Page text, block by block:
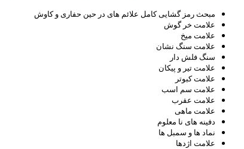
مبحث رمز گشایی کامل علائم های در حین حفاری و کاوش
علامت خر گوش
علامت میخ
علامت سنگ نشان
سنگ فلش دار
علامت تیر و پیکان
علامت کبوتر
علامت سم اسب
علامت عقرب
علامت ماهی
دفینه های نا معلوم
نماد ها و سمبل ها
علامت اژدها